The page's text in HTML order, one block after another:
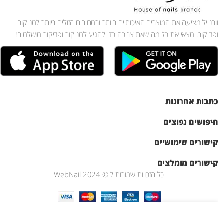
וובנייל מציעה את המוצרים האיכותיים ביותר ובמחירים הזולים ביותר למניקור
ופדיקור. מצאי את כל מה שאת צריכה כדי להגיע למניקור ופדיקור מושלמים!
כתבות אחרונות
חיפושים נפוצים
קישורים שימושיים
קישורים מומלצים
כל הזכויות שמורות ל © WebNail 2024